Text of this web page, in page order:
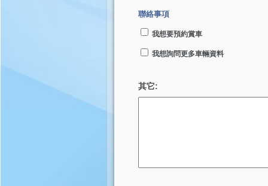
聯絡事項
我想要預約賞車
我想詢問更多車輛資料
其它: